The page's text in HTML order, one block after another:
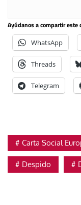
Ayúdanos a compartir este
WhatsApp
Threads
Telegram
Carta Social
Despido